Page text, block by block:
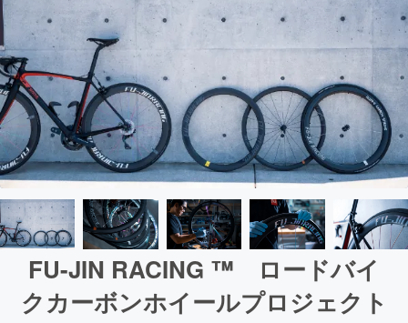
FU-JIN RACING ™ ロードバイ
クカーボンホイールプロジェクト